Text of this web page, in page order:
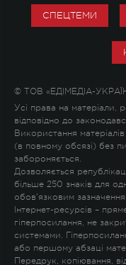
СПЕЦТЕМИ
© ТОВ «ЕДІМЕДІА-
Усі права на матеріали,
відповідно до
Використання
(в повному обсязі) без
забороняється.
Дозволяється
більше 250 знаків для
обов'язковим
Інтернет-ресурсів –
гіперпосилання, не
системами.
або першому абзаці
Передрук, копіювання,